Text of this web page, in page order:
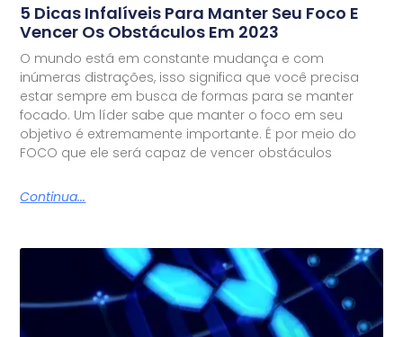
5 Dicas Infalíveis Para Manter Seu Foco E
Vencer Os Obstáculos Em 2023
O mundo está em constante mudança e com
inúmeras distrações, isso significa que você precisa
estar sempre em busca de formas para se manter
focado. Um líder sabe que manter o foco em seu
objetivo é extremamente importante. É por meio do
FOCO que ele será capaz de vencer obstáculos
Continua...